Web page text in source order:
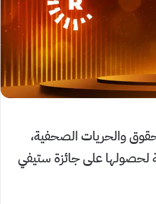
والحريات الصحفية،
لحصولها على جائزة ستيفي